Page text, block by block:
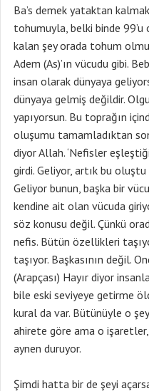
Ba’s demek yataktan
tohumuyla, belki binde 99’u
kalan şey orada tohum
Adem (As)’ın vücudu gibi.
insan olarak dünyaya
dünyaya gelmiş değildir.
yapıyorsun. Bu toprağın
oluşumu tamamladıktan
diyor Allah. ‘Nefisler
girdi. Geliyor, artık bu
Geliyor bunun, başka bir
kendine ait olan vücuda
söz konusu değil. Çünkü
nefis. Bütün özellikleri
taşıyor. Başkasının değil.
(Arapçası) Hayır diyor
bile eski seviyeye getirme
kural da var. Bütünüyle o
ahirete göre ama o
aynen duruyor.
Şimdi hatta bir de şeyi